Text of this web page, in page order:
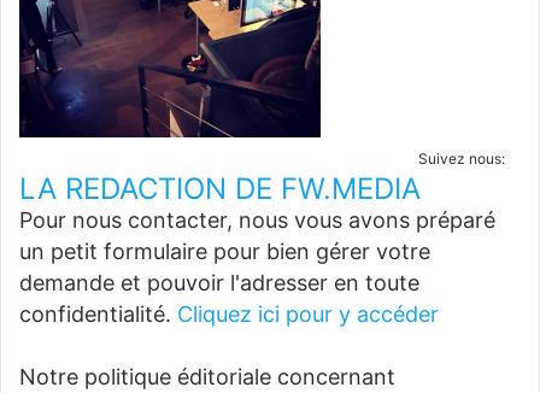
Suivez nous:
LA REDACTION DE FW.MEDIA
Pour nous contacter, nous vous avons préparé
un petit formulaire pour bien gérer votre
demande et pouvoir l'adresser en toute
confidentialité. Cliquez ici pour y accéder
Notre politique éditoriale concernant